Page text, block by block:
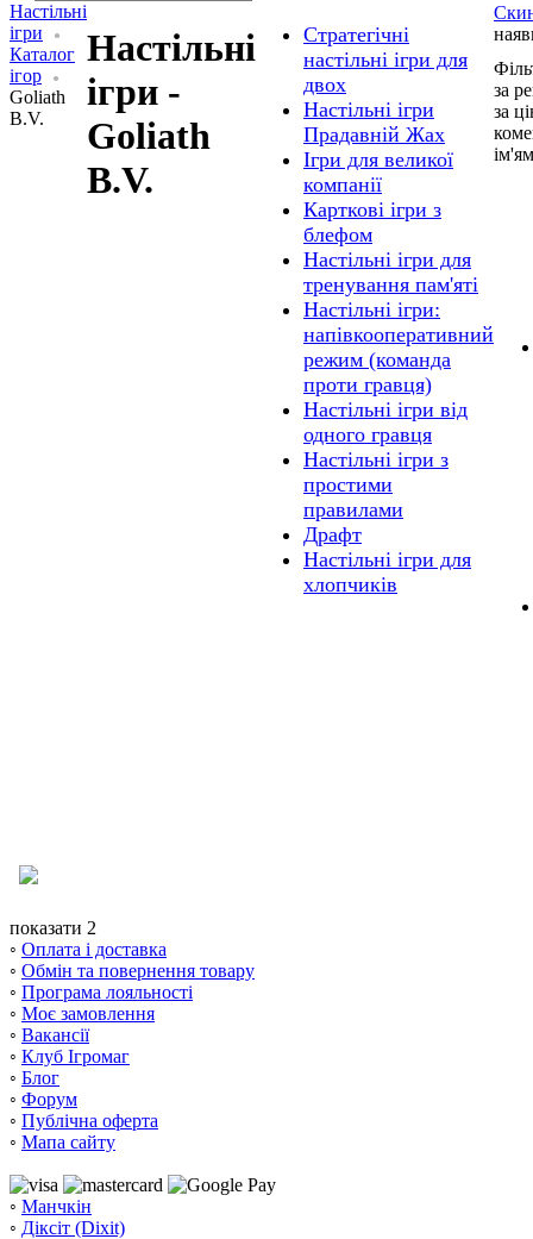
Настільні
ігри
Каталог
ігор
Goliath
B.V.
Настільні
ігри -
Goliath
B.V.
Стратегічні
настільні ігри для
двох
Настільні ігри
Прадавній Жах
Ігри для великої
компанії
Карткові ігри з
блефом
Настільні ігри для
тренування пам'яті
Настільні ігри:
напівкооперативний
режим (команда
проти гравця)
Настільні ігри від
одного гравця
Настільні ігри з
простими
правилами
Драфт
Настільні ігри для
хлопчиків
за
за
ім'ям
показати 2
◦ Оплата і доставка
◦ Обмін та повернення товару
◦ Програма лояльності
◦ Моє замовлення
◦ Вакансії
◦ Клуб Ігромаг
◦ Блог
◦ Форум
◦ Публічна оферта
◦ Мапа сайту
◦ Манчкін
◦ Діксіт (Dixit)